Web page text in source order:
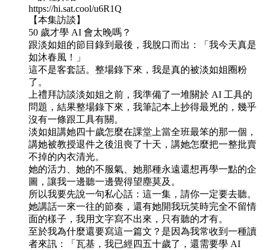
https://hi.sat.cool/u6R1Q
【本集訪談】
50 歲才學 AI 會太晚嗎？
跟淡如姐的節目錄到最後，我脫口而出：「我今天真是
如沐春風！」
這不是客套話。整場錄下來，我是真的被淡如姐圈粉
了。
上禮拜訪談淡如姐之前，我準備了一堆關於 AI 工具的
問題，結果整場錄下來，我筆記本上抄得最兇的，幾乎
沒有一條跟工具有關。
淡如姐講她四十歲怎麼在課堂上當全班最笨的那一個，
講她被教授退件之後沮喪了十天，講她怎麼把一整批賣
不掉的內衣清光。
她的活力、她的不服氣、她那種永遠還想再學一點的企
圖，讓我一邊聽一邊覺得望塵莫及。
所以我要先說一句私心話：這一集，請你一定要去聽。
她講話一來一往的節奏，還有她開我玩笑時完全不留情
面的樣子，我用文字寫不出來，只有聽的才有。
至於我為什麼還要寫這一篇文？是因為我常收到一種讀
者來訊：「瓦基，我已經四五十歲了，還需要學 AI